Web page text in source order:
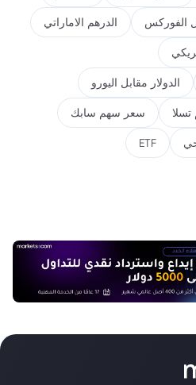
الفوركس الدرهم الاماراتي
الدولار مقابل اليورو
سعر سهم سابك
ETF